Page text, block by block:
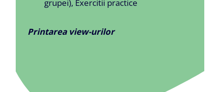
grupei), Exercitii practice
Printarea view-urilor